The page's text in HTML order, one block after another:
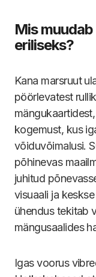
Mis
eriliseks?
Kana marsruut
pöörlevatest
kogemust, kus
võiduvõimalusi.
põhinevas
juhitud
visuaali ja
ühendus tekitab
mängusaalides
Igas voorus